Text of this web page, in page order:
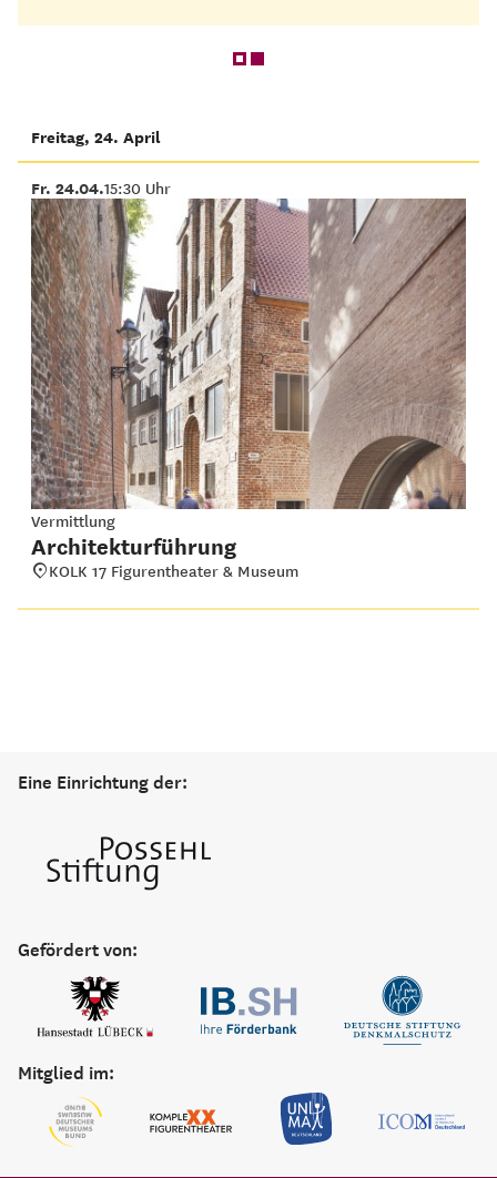
Freitag, 24. April
Fr. 24.04.15:30 Uhr
Vermittlung
Architekturführung
KOLK 17 Figurentheater & Museum
Eine Einrichtung der:
Gefördert von:
Mitglied im: